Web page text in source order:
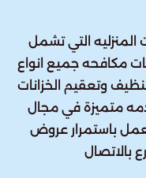
التي تشمل
مكافحه جميع انواع
وتعقيم الخزانات
متميزة في مجال
باستمرار عروض
بالاتصال